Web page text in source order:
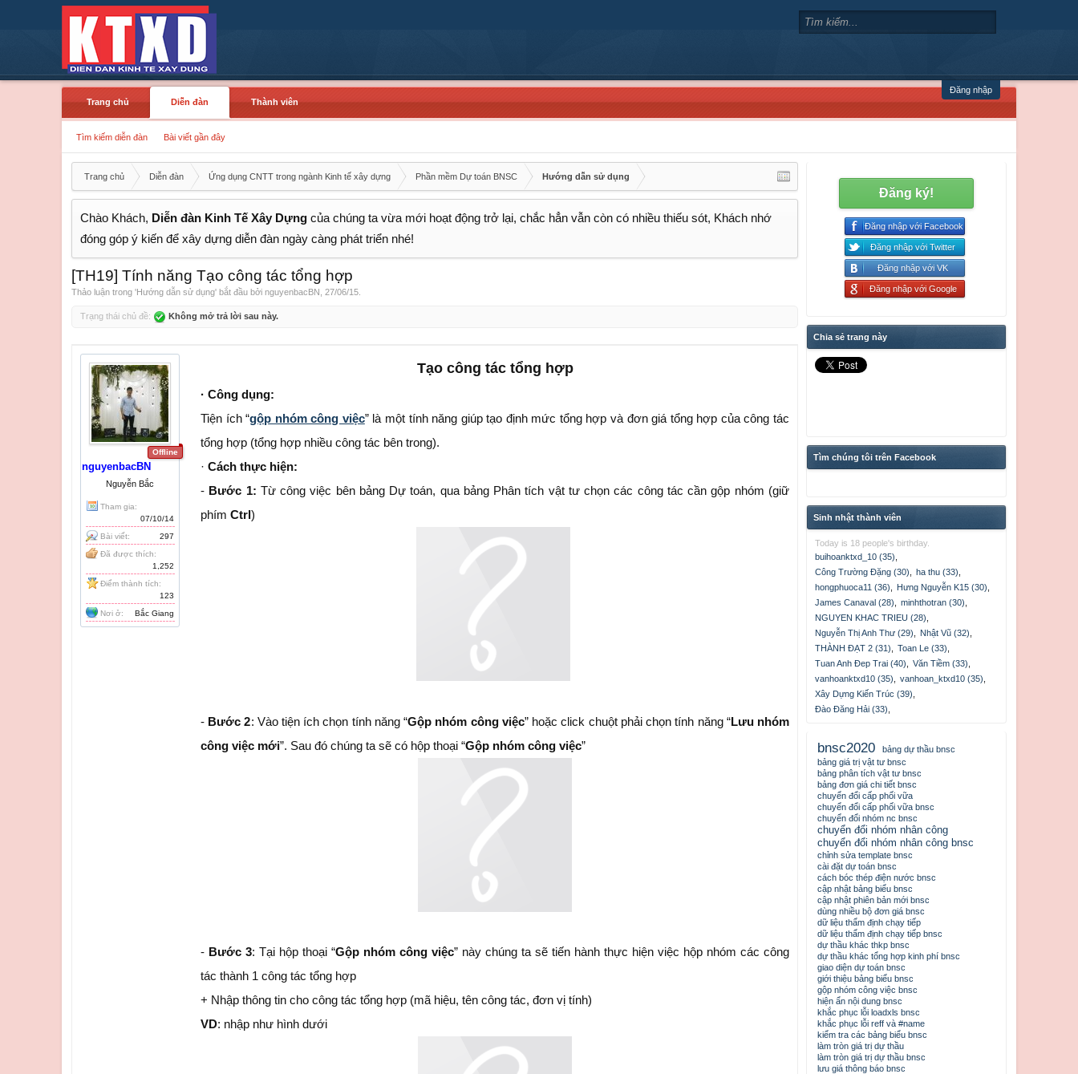
Đăng nhập
Trang chủ
Diễn đàn
Tìm kiếm diễn đàn Bài viết gần đây
Thành viên
Trang chủ Diễn đàn Ứng dụng CNTT trong ngành Kinh tế xây dựng Phần mềm Dự toán BNSC Hướng dẫn sử dụng
Chào Khách, Diễn đàn Kinh Tế Xây Dựng của chúng ta vừa mới hoạt động trở lại, chắc hẳn vẫn còn có nhiều thiếu sót, Khách nhớ
đóng góp ý kiến để xây dựng diễn đàn ngày càng phát triển nhé!
[TH19] Tính năng Tạo công tác tổng hợp
Thảo luận trong 'Hướng dẫn sử dụng' bắt đầu bởi nguyenbacBN 27/06/15
Trạng thái chủ đề: Không mở trả lời sau này.
Offline
nguyenbacBN
Nguyễn Bắc
Tham gia:
07/10/14
Bài viết:
297
Đã được thích:
1,252
Điểm thành tích:
123
Nơi ở:
Bắc Giang
Tạo công tác tổng hợp
· Công dụng:
Tiện ích “gộp nhóm công việc” là một tính năng giúp tạo định mức tổng hợp và đơn giá tổng hợp của công tác
tổng hợp (tổng hợp nhiều công tác bên trong).
· Cách thực hiện:
- Bước 1: Từ công việc bên bảng Dự toán, qua bảng Phân tích vật tư chọn các công tác cần gộp nhóm (giữ
phím Ctrl)
- Bước 2: Vào tiện ích chọn tính năng “Gộp nhóm công việc” hoặc click chuột phải chọn tính năng “Lưu nhóm
công việc mới”. Sau đó chúng ta sẽ có hộp thoại “Gộp nhóm công việc”
- Bước 3: Tại hộp thoại “Gộp nhóm công việc” này chúng ta sẽ tiến hành thực hiện việc hộp nhóm các công
tác thành 1 công tác tổng hợp
+ Nhập thông tin cho công tác tổng hợp (mã hiệu, tên công tác, đơn vị tính)
VD: nhập như hình dưới
Đăng ký!
Đăng nhập với Facebook
Đăng nhập với Twitter
Đăng nhập với VK
Đăng nhập với Google
Chia sẻ trang này
Tìm chúng tôi trên Facebook
Sinh nhật thành viên
Today is 18 people's birthday.
buihoanktxd_10 (35)
Công Trường Đặng (30)
ha thu (33)
hongphuoca11 (36)
Hưng Nguyễn K15 (30)
James Canaval (28)
minhthotran (30)
NGUYEN KHAC TRIEU (28)
Nguyễn Thị Anh Thư (29)
Nhật Vũ (32)
THÀNH ĐẠT 2 (31)
Toan Le (33)
Tuan Anh Đep Trai (40)
Văn Tiềm (33)
vanhoanktxd10 (35)
vanhoan_ktxd10 (35)
Xây Dựng Kiến Trúc (39)
Đào Đăng Hải (33)
bnsc2020
bảng dự thầu bnsc
bảng giá trị vật tư bnsc
bảng phân tích vật tư bnsc
bảng đơn giá chi tiết bnsc
chuyển đổi cấp phối vữa
chuyển đổi cấp phối vữa bnsc
chuyển đổi nhóm nc bnsc
chuyển đổi nhóm nhân công
chuyển đổi nhóm nhân công bnsc
chỉnh sửa template bnsc
cài đặt dự toán bnsc
cách bóc thép điện nước bnsc
cập nhật bảng biểu bnsc
cập nhật phiên bản mới bnsc
dùng nhiều bộ đơn giá bnsc
dữ liệu thẩm định chạy tiếp
dữ liệu thẩm định chạy tiếp bnsc
dự thầu khác thkp bnsc
dự thầu khác tổng hợp kinh phí bnsc
giao diện dự toán bnsc
giới thiệu bảng biểu bnsc
gộp nhóm công việc bnsc
hiện ẩn nội dung bnsc
khắc phục lỗi loadxls bnsc
khắc phục lỗi reff và #name
kiểm tra các bảng biểu bnsc
làm tròn giá trị dự thầu
làm tròn giá trị dự thầu bnsc
lưu giá thông báo bnsc